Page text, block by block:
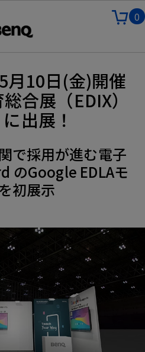
0
月10日(金)開催
合展（EDIX）
出展！
で採用が進む電子
のGoogle EDLAモ
初展示